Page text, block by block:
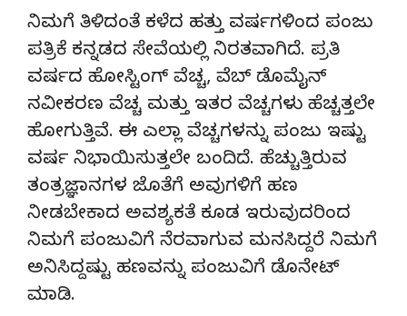
ನಿಮಗೆ ತಿಳಿದಂತೆ ಕಳೆದ ಹತ್ತು ವರ್ಷಗಳಿಂದ ಪಂಜು
ಪತ್ರಿಕೆ ಕನ್ನಡದ ಸೇವೆಯಲ್ಲಿ ನಿರತವಾಗಿದೆ. ಪ್ರತಿ
ವರ್ಷದ ಹೋಸ್ಟಿಂಗ್‌ ವೆಚ್ಚ, ವೆಬ್‌ ಡೊಮೈನ್‌
ನವೀಕರಣ ವೆಚ್ಚ ಮತ್ತು ಇತರ ವೆಚ್ಚಗಳು ಹೆಚ್ಚತ್ತಲೇ
ಹೋಗುತ್ತಿವೆ. ಈ ಎಲ್ಲಾ ವೆಚ್ಚಗಳನ್ನು ಪಂಜು ಇಷ್ಟು
ವರ್ಷ ನಿಭಾಯಿಸುತ್ತಲೇ ಬಂದಿದೆ. ಹೆಚ್ಚುತ್ತಿರುವ
ತಂತ್ರಜ್ಞಾನಗಳ ಜೊತೆಗೆ ಅವುಗಳಿಗೆ ಹಣ
ನೀಡಬೇಕಾದ ಅವಶ್ಯಕತೆ ಕೂಡ ಇರುವುದರಿಂದ
ನಿಮಗೆ ಪಂಜುವಿಗೆ ನೆರವಾಗುವ ಮನಸಿದ್ದರೆ ನಿಮಗೆ
ಅನಿಸಿದ್ದಷ್ಟು ಹಣವನ್ನು ಪಂಜುವಿಗೆ ಡೊನೇಟ್‌
ಮಾಡಿ.